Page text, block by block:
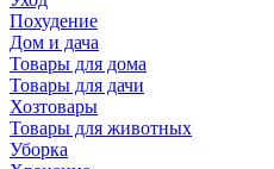
Похудение
Дом и дача
Товары для дома
Товары для дачи
Хозтовары
Товары для животных
Уборка